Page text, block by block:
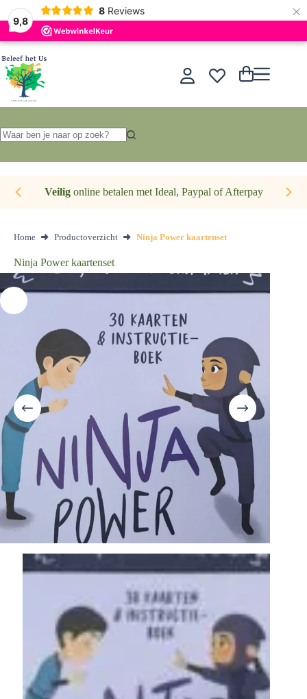
9,8
8 Reviews ×
Ga
naar
de
inhoud
Winkelwagen
resultaten
Veiligonline betalen met Ideal, Paypal of Afterpay
Home Productoverzicht Ninja Power kaartenset
Ninja Power kaartenset